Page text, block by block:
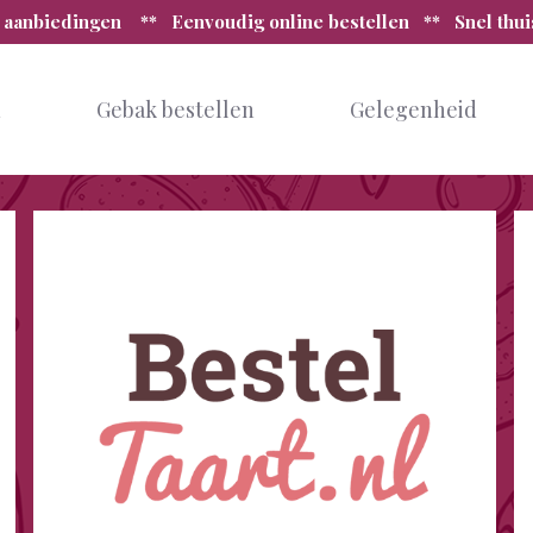
aanbiedingen ** Eenvoudig online bestellen ** Snel
Gebak bestellen Gelegenheid